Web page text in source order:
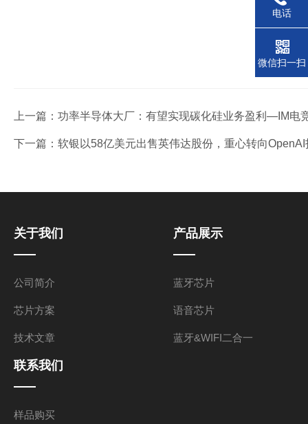
上一篇： 功率半导体大厂：有望实现碳化硅业务盈利—IM电
下一篇： 软银以58亿美元出售英伟达股份，重心转向
关于我们
公司简介
芯片方案
技术文章
产品展示
蓝牙芯片
语音芯片
蓝牙&WIFI二合一
联系我们
样品购买
电话
微信扫一扫